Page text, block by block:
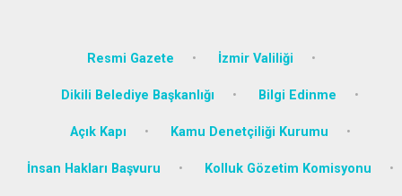
Resmi Gazete İzmir Valiliği
Dikili Belediye Başkanlığı Bilgi Edinme
Açık Kapı Kamu Denetçiliği Kurumu
İnsan Hakları Başvuru Kolluk Gözetim Komisyonu